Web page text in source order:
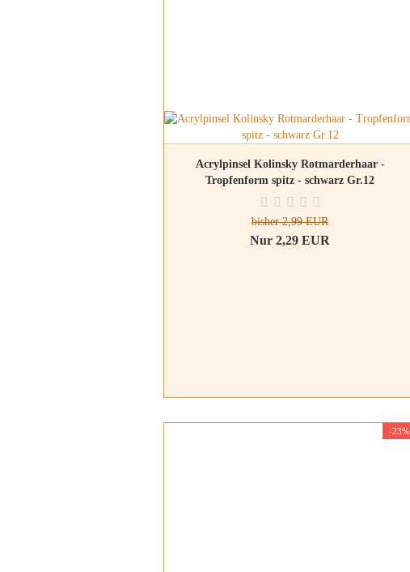
Acrylpinsel Kolinsky Rotmarderhaar -
Tropfenform spitz - schwarz Gr.12
bisher 2,99 EUR
Nur 2,29 EUR
-23%